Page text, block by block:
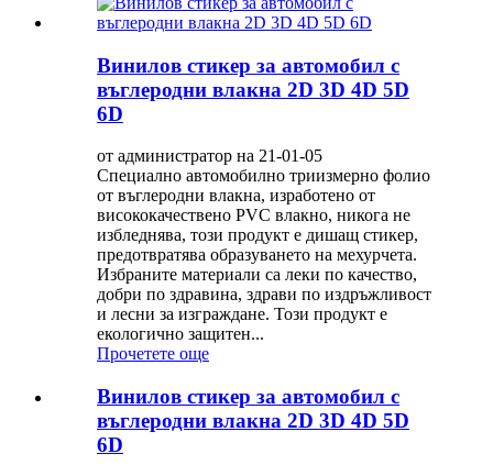
Винилов стикер за автомобил с
въглеродни влакна 2D 3D 4D 5D
6D
от администратор на 21-01-05
Специално автомобилно триизмерно фолио
от въглеродни влакна, изработено от
висококачествено PVC влакно, никога не
избледнява, този продукт е дишащ стикер,
предотвратява образуването на мехурчета.
Избраните материали са леки по качество,
добри по здравина, здрави по издръжливост
и лесни за изграждане. Този продукт е
екологично защитен...
Прочетете още
Винилов стикер за автомобил с
въглеродни влакна 2D 3D 4D 5D
6D